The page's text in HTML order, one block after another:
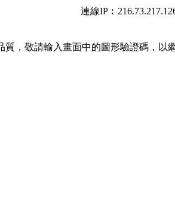
連線
，敬請輸入畫面中的圖形驗證碼，以